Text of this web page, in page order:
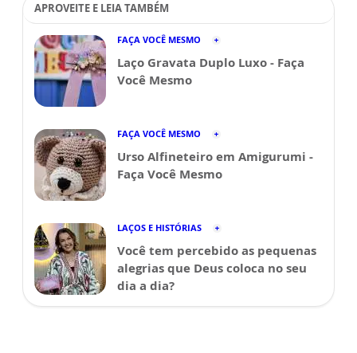
APROVEITE E LEIA TAMBÉM
FAÇA VOCÊ MESMO
Laço Gravata Duplo Luxo - Faça
Você Mesmo
FAÇA VOCÊ MESMO
Urso Alfineteiro em Amigurumi -
Faça Você Mesmo
LAÇOS E HISTÓRIAS
Você tem percebido as pequenas
alegrias que Deus coloca no seu
dia a dia?